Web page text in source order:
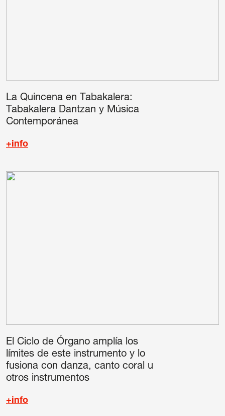
La Quincena en Tabakalera:
Tabakalera Dantzan y Música
Contemporánea
+info
El Ciclo de Órgano amplía los
límites de este instrumento y lo
fusiona con danza, canto coral u
otros instrumentos
+info